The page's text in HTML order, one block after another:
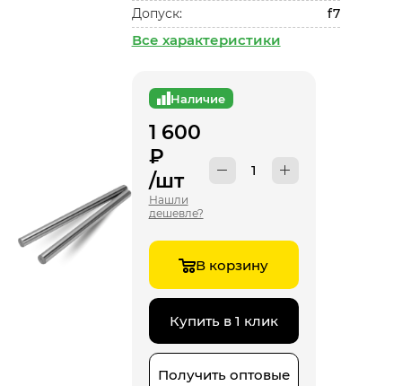
Допуск:
f7
Все характеристики
Наличие
1 600
₽
/шт
Нашли
дешевле?
В корзину
Купить в 1 клик
Получить оптовые